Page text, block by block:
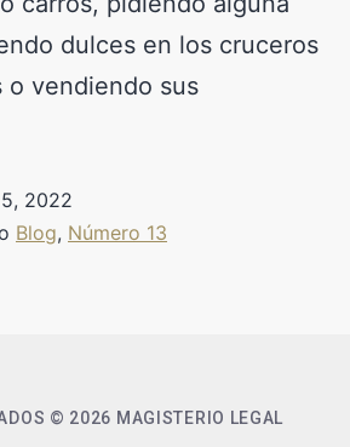
dulces en los cruceros
o vendiendo sus
2022
Blog, Número 13
© 2026 MAGISTERIO LEGAL